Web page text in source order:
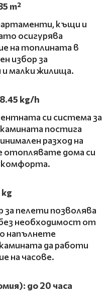
m²
къщи и
осигурява
на топлината в
избор за
и малки жилища.
kg/h
си система за
постига
разход на
отоплявате дома си
комфорта.
за пелети позволява
необходимост от
напълнете
да работи
на часове.
до 20 часа